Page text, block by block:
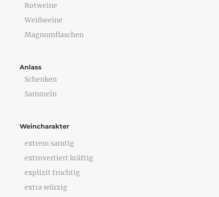
Rotweine
Weißweine
Magnumflaschen
Anlass
Schenken
Sammeln
Weincharakter
extrem samtig
extrovertiert kräftig
explizit fruchtig
extra würzig